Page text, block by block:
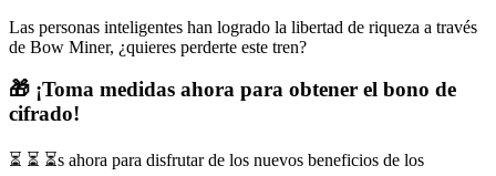
Las personas inteligentes han logrado la libertad de riqueza a través
de Bow Miner, ¿quieres perderte este tren?
🎁 ¡Toma medidas ahora para obtener el bono de
cifrado!
⏳ ⏳ ⏳s ahora para disfrutar de los nuevos beneficios de los